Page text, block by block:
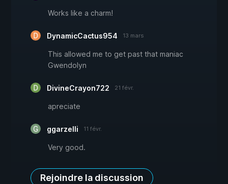
Works like a charm!
DynamicCactus954 13 mars
This allowed me to get past that maniac
Gwendolyn
DivineCrayon722 21 févr.
apreciate
ggarzelli 11 févr.
Very good.
Rejoindre la discussion